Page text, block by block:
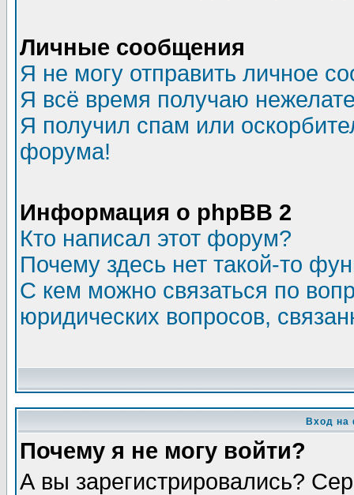
Личные сообщения
Я не могу отправить личное
Я всё время получаю
Я получил спам или
форума!
Информация о phpBB 2
Кто написал этот форум?
Почему здесь нет такой-то
С кем можно связаться по
юридических вопросов,
Вход на
Почему я не могу войти?
А вы зарегистрировались?